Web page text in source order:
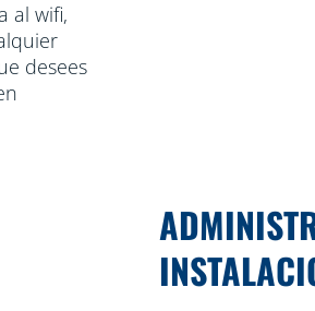
al wifi,
desees